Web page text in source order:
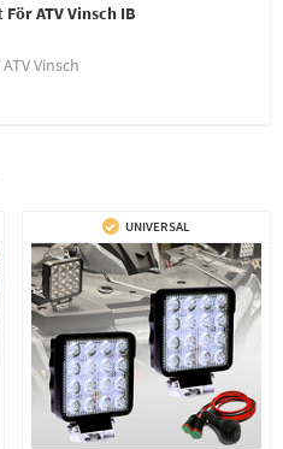
ATV Vinsch IB
Vinsch
UNIVERSAL